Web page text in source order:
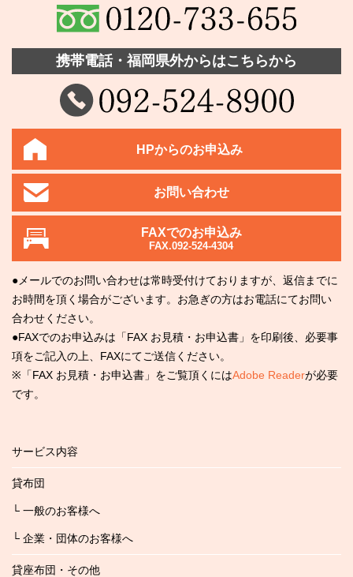
携帯電話・福岡県外からはこちらから
HPからのお申込み
お問い合わせ
FAXでのお申込み
FAX.092-524-4304
●メールでのお問い合わせは常時受付けておりますが、返信までに
お時間を頂く場合がございます。お急ぎの方はお電話にてお問い
合わせください。
●FAXでのお申込みは「FAX お見積・お申込書」を印刷後、必要事
項をご記入の上、FAXにてご送信ください。
※「FAX お見積・お申込書」をご覧頂くにはAdobe Readerが必要
です。
サービス内容
貸布団
└ 一般のお客様へ
└ 企業・団体のお客様へ
貸座布団・その他